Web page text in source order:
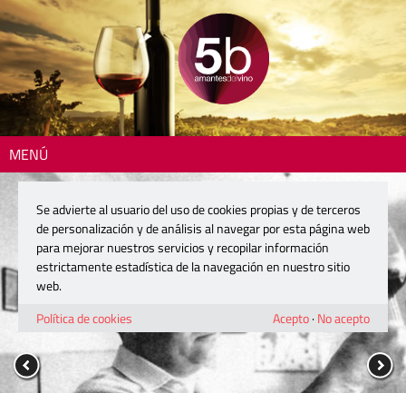
MENÚ
Se advierte al usuario del uso de cookies propias y de terceros
de personalización y de análisis al navegar por esta página web
para mejorar nuestros servicios y recopilar información
estrictamente estadística de la navegación en nuestro sitio
web.
Política de cookies
Acepto· No acepto